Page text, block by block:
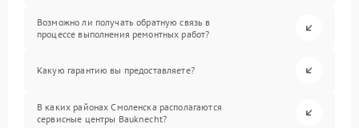
Возможно ли получать обратную связь в
процессе выполнения ремонтных работ?
Какую гарантию вы предоставляете?
В каких районах Смоленска располагаются
сервисные центры Bauknecht?